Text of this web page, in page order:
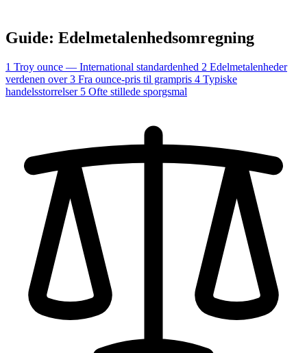
Guide: Edelmetalenhedsomregning
1 Troy ounce — International standardenhed 2 Edelmetalenheder
verdenen over 3 Fra ounce-pris til grampris 4 Typiske
handelsstorrelser 5 Ofte stillede sporgsmal